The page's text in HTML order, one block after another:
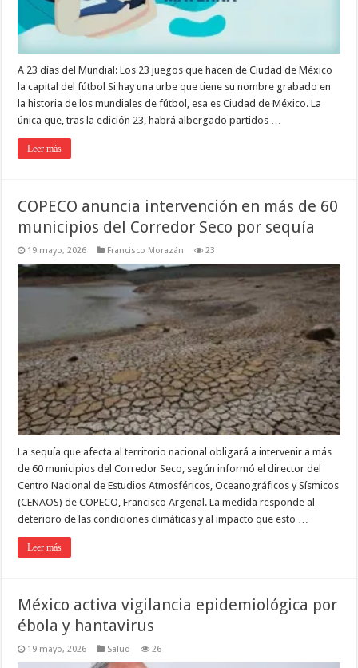
A 23 días del Mundial: Los 23 juegos que hacen de Ciudad de México
la capital del fútbol Si hay una urbe que tiene su nombre grabado en
la historia de los mundiales de fútbol, esa es Ciudad de México. La
única que, tras la edición 23, habrá albergado partidos …
Leer más
COPECO anuncia intervención en más de 60
municipios del Corredor Seco por sequía
19 mayo, 2026 Francisco Morazán 23
La sequía que afecta al territorio nacional obligará a intervenir a más
de 60 municipios del Corredor Seco, según informó el director del
Centro Nacional de Estudios Atmosféricos, Oceanográficos y Sísmicos
(CENAOS) de COPECO, Francisco Argeñal. La medida responde al
deterioro de las condiciones climáticas y al impacto que esto …
Leer más
México activa vigilancia epidemiológica por
ébola y hantavirus
19 mayo, 2026 Salud 26